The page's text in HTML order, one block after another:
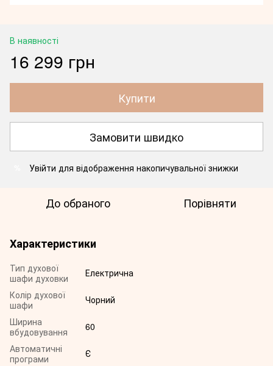
В наявності
16 299 грн
Купити
Замовити швидко
Увійти для відображення накопичувальної знижки
До обраного Порівняти
Характеристики
Тип духової
шафи духовки
Електрична
Колір духової
шафи
Чорний
Ширина
вбудовування
60
Автоматичні
програми
Є